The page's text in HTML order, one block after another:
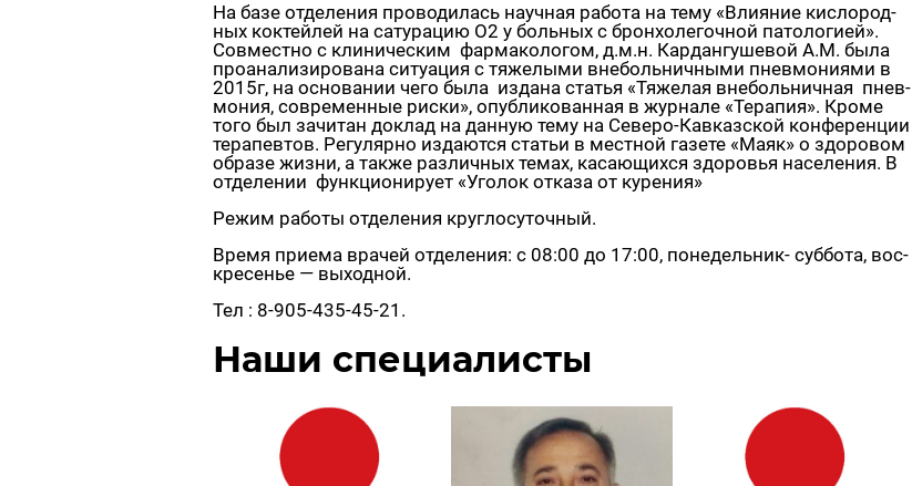
На базе от­де­ле­ния про­во­ди­лась на­уч­ная ра­бо­та на тему «Вли­я­ние кис­ло­род­
ных кок­тей­лей на са­ту­ра­цию О2 у боль­ных с брон­хо­ле­гоч­ной па­то­ло­ги­ей».
Сов­мест­но с кли­ни­че­ским фар­ма­ко­ло­гом, д.м.н. Кар­дан­гу­ше­вой А.М. была
про­ана­ли­зи­ро­ва­на си­ту­а­ция с тя­же­лы­ми вне­боль­нич­ны­ми пнев­мо­ни­я­ми в
2015г, на ос­но­ва­нии чего была из­да­на ста­тья «Тя­же­лая вне­боль­нич­ная пнев­
мо­ния, со­вре­мен­ные риски», опуб­ли­ко­ван­ная в жур­на­ле «Те­ра­пия». Кроме
того был за­чи­тан до­клад на дан­ную тему на Се­ве­ро-Кав­каз­ской кон­фе­рен­ции
те­ра­пев­тов. Ре­гу­ляр­но из­да­ют­ся ста­тьи в мест­ной га­зе­те «Маяк» о здо­ро­вом
об­ра­зе жизни, а также раз­лич­ных темах, ка­са­ю­щих­ся здо­ро­вья на­се­ле­ния. В
от­де­ле­нии функ­ци­о­ни­ру­ет «Уго­лок от­ка­за от ку­ре­ния»
Режим ра­бо­ты от­де­ле­ния круг­ло­су­точ­ный.
Время при­е­ма вра­чей от­де­ле­ния: с 08:00 до 17:00, по­не­дель­ник- суб­бо­та, вос­
кре­се­нье — вы­ход­ной.
Тел : 8-905-435-45-21.
Наши спе­ци­а­ли­сты